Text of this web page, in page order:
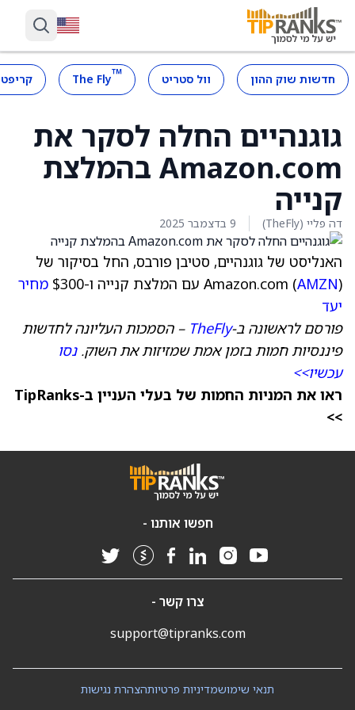
חדשות שוק ההון וול סטריט ™
The Fly
גוגנהיים החלה לסקר את
Amazon.com בהמלצת
קנייה
דה פליי (TheFly) 9 בדצמבר 2025
האנליסט של גוגנהיים, סטיבן פורבס, החל בסיקור של
Amazon.com (AMZN) עם המלצת קנייה ו-$300
מחיר
יעד
פורסם לראשונה ב-TheFly – הסמכות העליונה לחדשות
פיננסיות חמות בזמן אמת שמזיזות את השוק.נסו
עכשיו>>
ראו את המניות החמות של בעלי העניין ב-TipRanks
>>
חפשו אותנו -
צרו קשר -
support@tipranks.com
הצהרת נגישותמדיניות פרטיותתנאי שימוש